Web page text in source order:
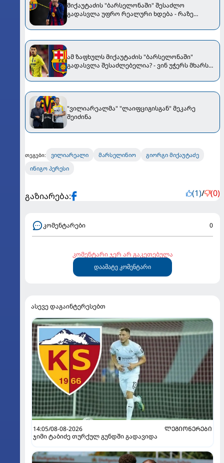
მიქაუტაძის "ბარსელონაში" შესაძლო
გადასვლა უფრო რეალური ხდება - რაზე
მწვრთნელს
ამ ზაფხულს მიქაუტაძის "ბარსელონაში"
გადასვლა შესაძლებელია? - ვინ უჭერს მხარს
გრანდში
"ვილიარეალმა" "ლაიფციგისგან" მეკარე
შეიძინა
თეგები: ვილიარეალი მარსელინიო
გიორგი მიქაუტაძე
ინიგო პერესი
გაზიარება: (1)/ (0)
კომენტარები 0
კომენტარი ჯერ არ გაკეთებულა
დაამატე კომენტარი
ასევე დაგაინტერესებთ
14:05/08-08-2026
ᲚᲔᲒᲘᲝᲜᲔᲠᲔᲑᲘ
ჯიმი ტაბიძე თურქულ გუნდში გადავიდა